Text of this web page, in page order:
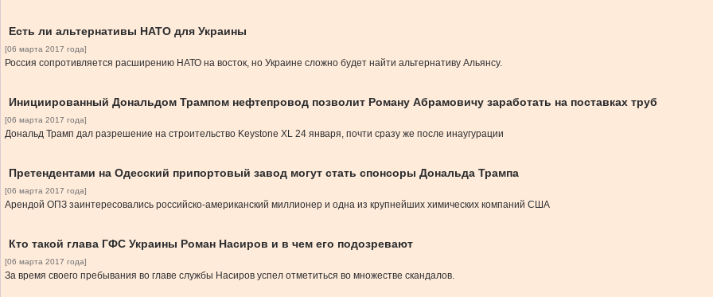
Есть ли альтернативы НАТО для Украины
[06 марта 2017 года]
Россия сопротивляется расширению НАТО на восток, но Украине сложно будет найти альтернативу Альянсу.
Инициированный Дональдом Трампом нефтепровод позволит Роману Абрамовичу заработать на поставках труб
[06 марта 2017 года]
Дональд Трамп дал разрешение на строительство Keystone XL 24 января, почти сразу же после инаугурации
Претендентами на Одесский припортовый завод могут стать спонсоры Дональда Трампа
[06 марта 2017 года]
Арендой ОПЗ заинтересовались российско-американский миллионер и одна из крупнейших химических компаний США
Кто такой глава ГФС Украины Роман Насиров и в чем его подозревают
[06 марта 2017 года]
За время своего пребывания во главе службы Насиров успел отметиться во множестве скандалов.